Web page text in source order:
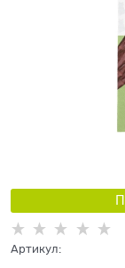
Артикул: